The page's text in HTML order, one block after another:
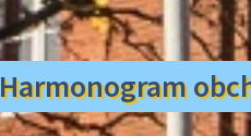
Harmonogram